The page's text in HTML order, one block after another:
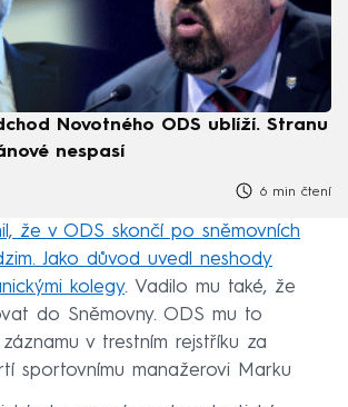
Novotného ODS ublíží. Stranu
nespasí
6 min čtení
že v ODS skončí po sněmovních
Jako důvod uvedl neshody
kolegy. Vadilo mu také, že
do Sněmovny. ODS mu to
v trestním rejstříku za
sportovnímu manažerovi Marku